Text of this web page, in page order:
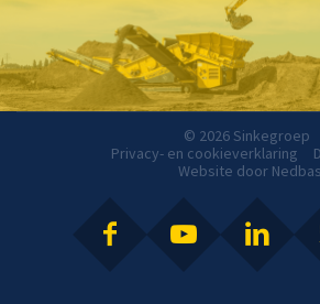
© 2026 Sinkegroep
Privacy- en cookieverklaring
Website door